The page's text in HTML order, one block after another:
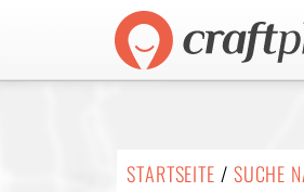
STARTSEITE / SUCHE